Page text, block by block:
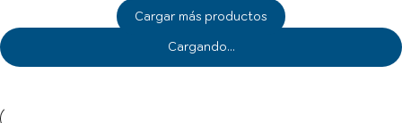
Cargar más productos
Cargando...